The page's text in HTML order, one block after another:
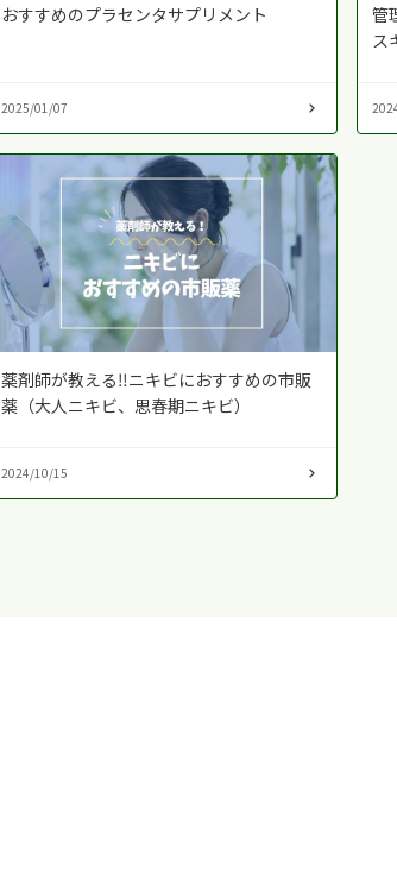
おすすめのプラセンタサプリメント
2025/01/07
管
ス
薬剤師が教える‼︎ニキビにおすすめの市販
薬（大人ニキビ、思春期ニキビ）
2024/10/15